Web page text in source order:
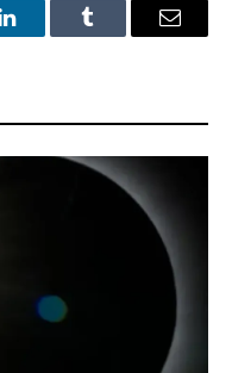
LinkedInTumblr Email